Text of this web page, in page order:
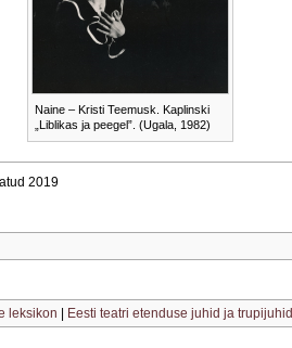
Naine – Kristi Teemusk. Kaplinski
„Liblikas ja peegel”. (Ugala, 1982)
2019
leksikon Eesti teatri etenduse juhid ja trupijuhid